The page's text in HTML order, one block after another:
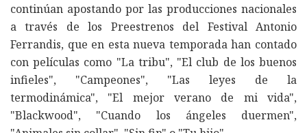
continúan apostando por las producciones nacionales
a través de los Preestrenos del Festival Antonio
Ferrandis, que en esta nueva temporada han contado
con películas como "La tribu", "El club de los buenos
infieles", "Campeones", "Las leyes de la
termodinámica", "El mejor verano de mi vida",
"Blackwood", "Cuando los ángeles duermen",